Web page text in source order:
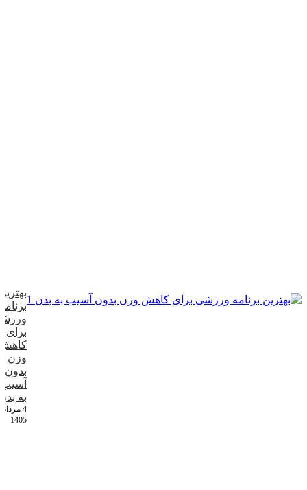
برنامه
برای
وزن
بدون
آسیب
به
4 مرداد
1405